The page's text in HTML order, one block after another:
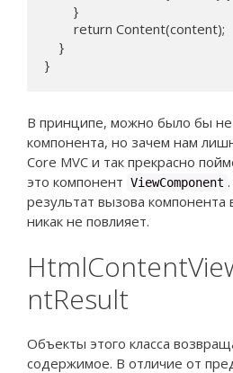
        }
        return Content(content);
    }
}
В принципе, можно было бы
компонента, но зачем нам
Core MVC и так прекрасно
это компонент ViewComponent
результат вызова компонента
никак не повлияет.
ntResult
Объекты этого класса
содержимое. В отличие от